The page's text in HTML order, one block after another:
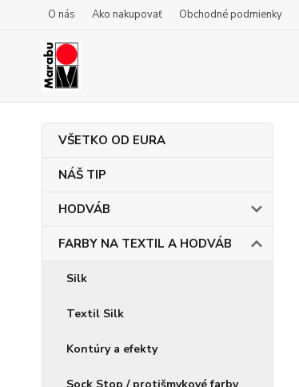
O nás Ako nakupovať Obchodné podmienky
VŠETKO OD EURA
NÁŠ TIP
HODVÁB
FARBY NA TEXTIL A HODVÁB
Silk
Textil Silk
Kontúry a efekty